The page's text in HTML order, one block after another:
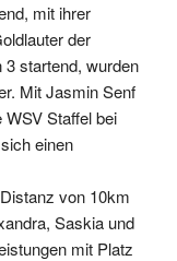
mit ihrer
der
3 startend, wurden
Mit Jasmin Senf
WSV Staffel bei
einen
von 10km
Saskia und
mit Platz